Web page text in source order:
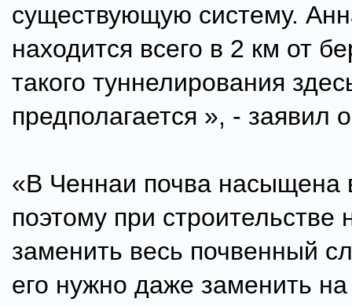
существующую систему.
находится всего в 2 км от
такого туннелирования
предполагается », - заявил
«В Ченнаи почва насыщена
поэтому при строительстве
заменить весь почвенный
его нужно даже заменить